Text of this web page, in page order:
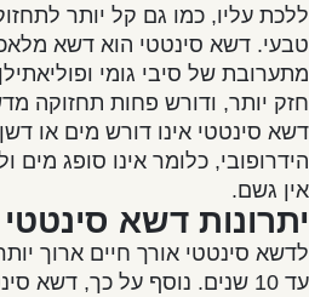
ללכת עליו, כמו גם קל יותר
טבעי. דשא סינטטי הוא דשא
מתערובת של סיבי גומי
חזק יותר, ודורש פחות תחזוקה
דשא סינטטי אינו דורש מים או
הידרופובי, כלומר אינו סופג מים
אין גשם.
יתרונות דשא סינטטי
לדשא סינטטי אורך חיים ארוך
עד 10 שנים. נוסף על כך, דשא